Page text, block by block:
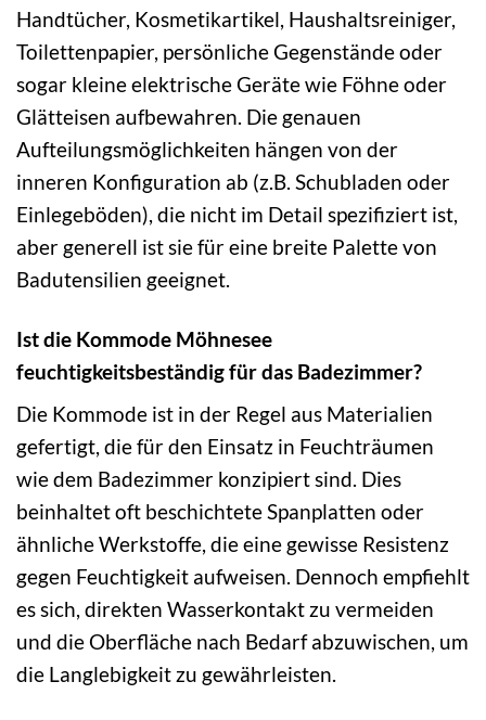
Handtücher, Kosmetikartikel, Haushaltsreiniger,
Toilettenpapier, persönliche Gegenstände oder
sogar kleine elektrische Geräte wie Föhne oder
Glätteisen aufbewahren. Die genauen
Aufteilungsmöglichkeiten hängen von der
inneren Konfiguration ab (z.B. Schubladen oder
Einlegeböden), die nicht im Detail spezifiziert ist,
aber generell ist sie für eine breite Palette von
Badutensilien geeignet.
Ist die Kommode Möhnesee
feuchtigkeitsbeständig für das Badezimmer?
Die Kommode ist in der Regel aus Materialien
gefertigt, die für den Einsatz in Feuchträumen
wie dem Badezimmer konzipiert sind. Dies
beinhaltet oft beschichtete Spanplatten oder
ähnliche Werkstoffe, die eine gewisse Resistenz
gegen Feuchtigkeit aufweisen. Dennoch empfiehlt
es sich, direkten Wasserkontakt zu vermeiden
und die Oberfläche nach Bedarf abzuwischen, um
die Langlebigkeit zu gewährleisten.